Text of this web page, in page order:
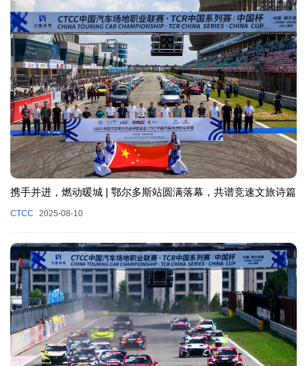
携手并进，燃动暖城 | 鄂尔多斯站圆满落幕，共谱竞速文旅诗篇
CTCC 2025-08-10